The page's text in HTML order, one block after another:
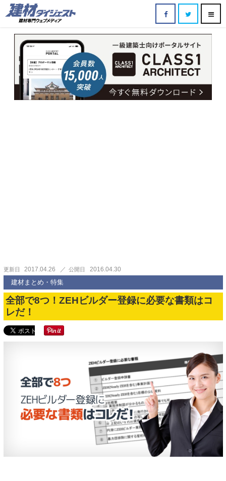
更新日 2017.04.26 公開日 2016.04.30
建材まとめ・特集
全部で8つ！ZEHビルダー登録に必要な書類はコ
レだ！